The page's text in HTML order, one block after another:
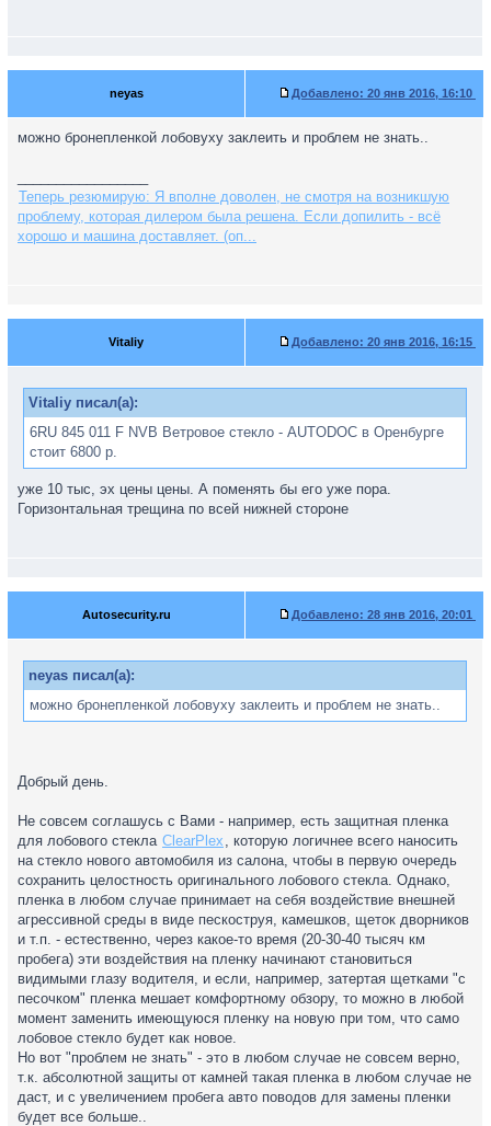
neyas Добавлено: 20 янв 2016, 16:10
можно бронепленкой лобовуху заклеить и проблем не знать..
Теперь резюмирую: Я вполне доволен, не смотря на возникшую
проблему, которая дилером была решена. Если допилить - всё
хорошо и машина доставляет. (оп...
Vitaliy Добавлено: 20 янв 2016, 16:15
Vitaliy писал(а):
6RU 845 011 F NVB Ветровое стекло - AUTODOC в Оренбурге
стоит 6800 р.
уже 10 тыс, эх цены цены. А поменять бы его уже пора.
Горизонтальная трещина по всей нижней стороне
Autosecurity.ru Добавлено: 28 янв 2016, 20:01
neyas писал(а):
можно бронепленкой лобовуху заклеить и проблем не знать..
Добрый день.
Не совсем соглашусь с Вами - например, есть защитная пленка
для лобового стекла ClearPlex , которую логичнее всего наносить
на стекло нового автомобиля из салона, чтобы в первую очередь
сохранить целостность оригинального лобового стекла. Однако,
пленка в любом случае принимает на себя воздействие внешней
агрессивной среды в виде пескоструя, камешков, щеток дворников
и т.п. - естественно, через какое-то время (20-30-40 тысяч км
пробега) эти воздействия на пленку начинают становиться
видимыми глазу водителя, и если, например, затертая щетками "с
песочком" пленка мешает комфортному обзору, то можно в любой
момент заменить имеющуюся пленку на новую при том, что само
лобовое стекло будет как новое.
Но вот "проблем не знать" - это в любом случае не совсем верно,
т.к. абсолютной защиты от камней такая пленка в любом случае не
даст, и с увеличением пробега авто поводов для замены пленки
будет все больше..